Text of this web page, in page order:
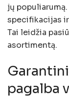
jų
specifikacijas
Tai leidžia
asortimentą.
pagalba